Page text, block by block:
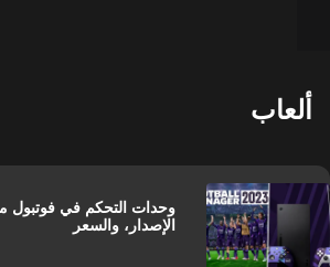
ألعاب
الإصدار، والسعر